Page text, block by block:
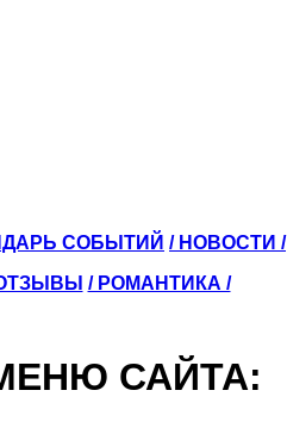
СОБЫТИЙ / НОВОСТИ /
/ РОМАНТИКА /
САЙТА: